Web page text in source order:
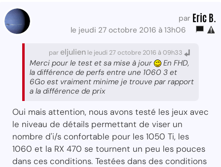
par Eric B.
le jeudi 27 octobre 2016 à 13h06
par eljulien le jeudi 27 octobre 2016 à 09h33
Merci pour le test et sa mise à jour
En FHD,
la différence de perfs entre une 1060 3 et
6Go est vraiment minime je trouve par rapport
a la différence de prix
Oui mais attention, nous avons testé les jeux avec
le niveau de détails permettant de viser un
nombre d'i/s confortable pour les 1050 Ti, les
1060 et la RX 470 se tournent un peu les pouces
dans ces conditions. Testées dans des conditions